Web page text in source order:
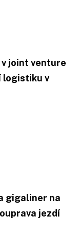
v joint venture
logistiku v
gigaliner na
jezdí